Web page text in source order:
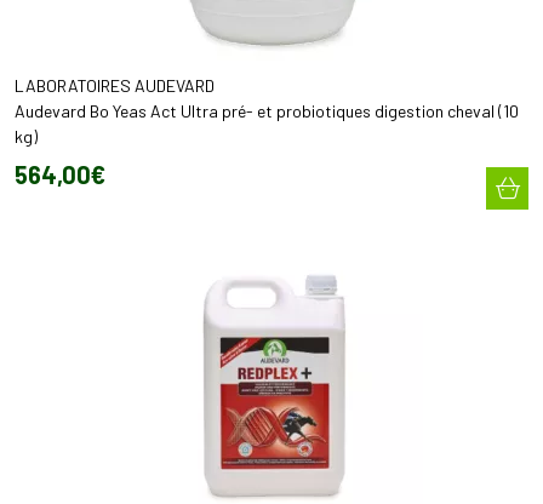
LABORATOIRES AUDEVARD
Audevard Bo Yeas Act Ultra pré- et probiotiques digestion cheval (10
kg)
564,00€